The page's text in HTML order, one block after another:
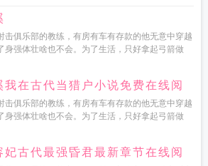
击俱乐部的教练，有房有车有存款的他无意中穿越
身强体壮啥也不会。为了生活，只好拿起弓箭做
我在古代当猎户小说免费在线阅
击俱乐部的教练，有房有车有存款的他无意中穿越
身强体壮啥也不会。为了生活，只好拿起弓箭做
妃古代最强昏君最新章节在线阅